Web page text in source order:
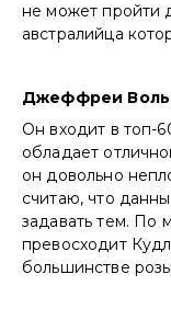
не может пройти
австралийца
Джеффреи
Он входит в топ-
обладает
он довольно
считаю, что
задавать тем.
превосходит
большинстве